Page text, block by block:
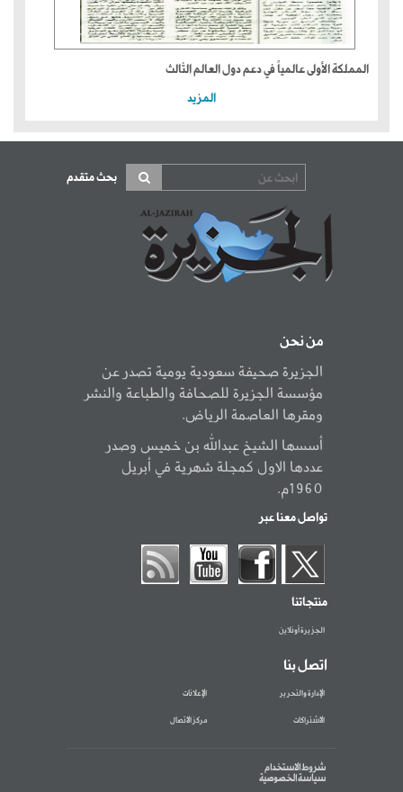
المملكة الأولى عالمياً في دعم دول العالم الثالث
المزيد
بحث متقدم
من نحن
الجزيرة صحيفة سعودية يومية تصدر عن
مؤسسة الجزيرة للصحافة والطباعة والنشر
ومقرها العاصمة الرياض.
أسسها الشيخ عبدالله بن خميس وصدر
عددها الاول كمجلة شهرية في أبريل
1960م.
تواصل معنا عبر
منتجاتنا
الجزيرة أونلاين
اتصل بنا
الإدارة والتحرير الإعلانات
الاشتراكات مركز الاتصال
شروط الاستخدام
سياسة الخصوصية